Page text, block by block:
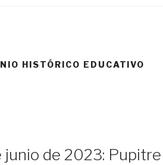
HISTÓRICO EDUCATIVO
junio de 2023: